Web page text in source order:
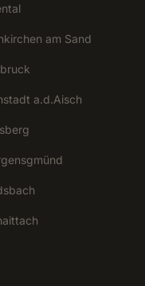
am Sand
a.d.Aisch